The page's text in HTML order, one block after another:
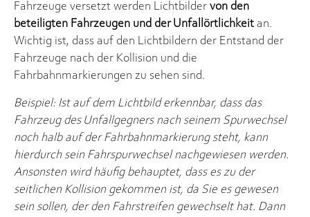
Fahrzeuge versetzt werden Lichtbilder von den
beteiligten Fahrzeugen und der Unfallörtlichkeit an.
Wichtig ist, dass auf den Lichtbildern der Entstand der
Fahrzeuge nach der Kollision und die
Fahrbahnmarkierungen zu sehen sind.
Beispiel: Ist auf dem Lichtbild erkennbar, dass das
Fahrzeug des Unfallgegners nach seinem Spurwechsel
noch halb auf der Fahrbahnmarkierung steht, kann
hierdurch sein Fahrspurwechsel nachgewiesen werden.
Ansonsten wird häufig behauptet, dass es zu der
seitlichen Kollision gekommen ist, da Sie es gewesen
sein sollen, der den Fahrstreifen gewechselt hat. Dann